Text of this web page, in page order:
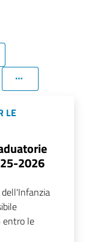
LE
2026
dell'Infanzia
entro le